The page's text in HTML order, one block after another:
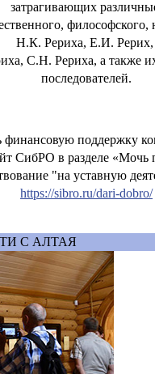
затрагивающих
философского,
Н.К. Рериха, Е.И. Рерих,
С.Н. Рериха, а также
последователей.
финансовую поддержку
СибРО в разделе «Мочь
"на уставную
https://sibro.ru/dari-dobro/
С АЛТАЯ